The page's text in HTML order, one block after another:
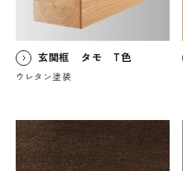
玄関框 タモ T色
ウレタン塗装